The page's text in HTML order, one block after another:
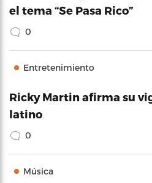
el tema “Se Pasa Rico”
0
Entretenimiento
Ricky Martin afirma su
latino
0
Música